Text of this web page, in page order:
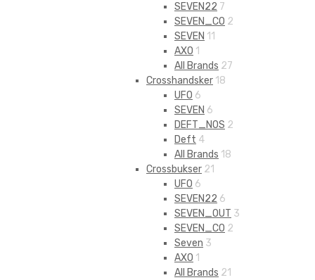
SEVEN22 7
SEVEN_CO 2
SEVEN 11
AXO 1
All Brands 27
Crosshandsker 18
UFO 6
SEVEN 6
DEFT_NOS 2
Deft 4
All Brands 18
Crossbukser 21
UFO 6
SEVEN22 6
SEVEN_OUT 3
SEVEN_CO 2
Seven 3
AXO 1
All Brands 21